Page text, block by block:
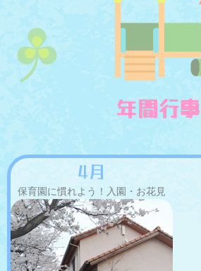
年間行事
4月
保育園に慣れよう！入園・お花見